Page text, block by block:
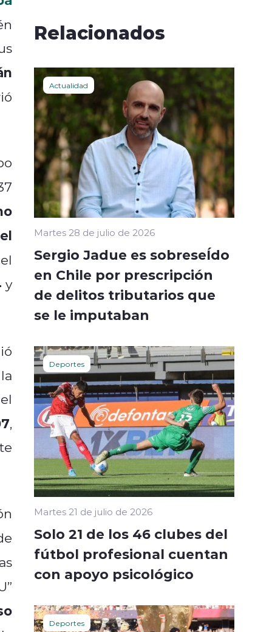
y
,
Relacionados
Actualidad
Martes 28 de julio de 2026
Sergio Jadue es sobreseÍdo
en Chile por prescripción
de delitos tributarios que
se le imputaban
Deportes
Martes 21 de julio de 2026
Solo 21 de los 46 clubes del
fútbol profesional cuentan
con apoyo psicológico
Deportes